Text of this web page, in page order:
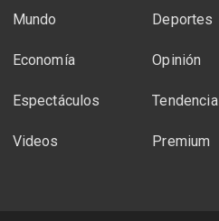
Mundo Deportes
Economía Opinión
Espectáculos Tendencia
Videos Premium